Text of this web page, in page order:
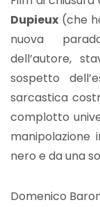
Dupieux (che
nuova
dell’autore,
sospetto
sarcastica
complotto
manipolazione
nero e da una
Domenico